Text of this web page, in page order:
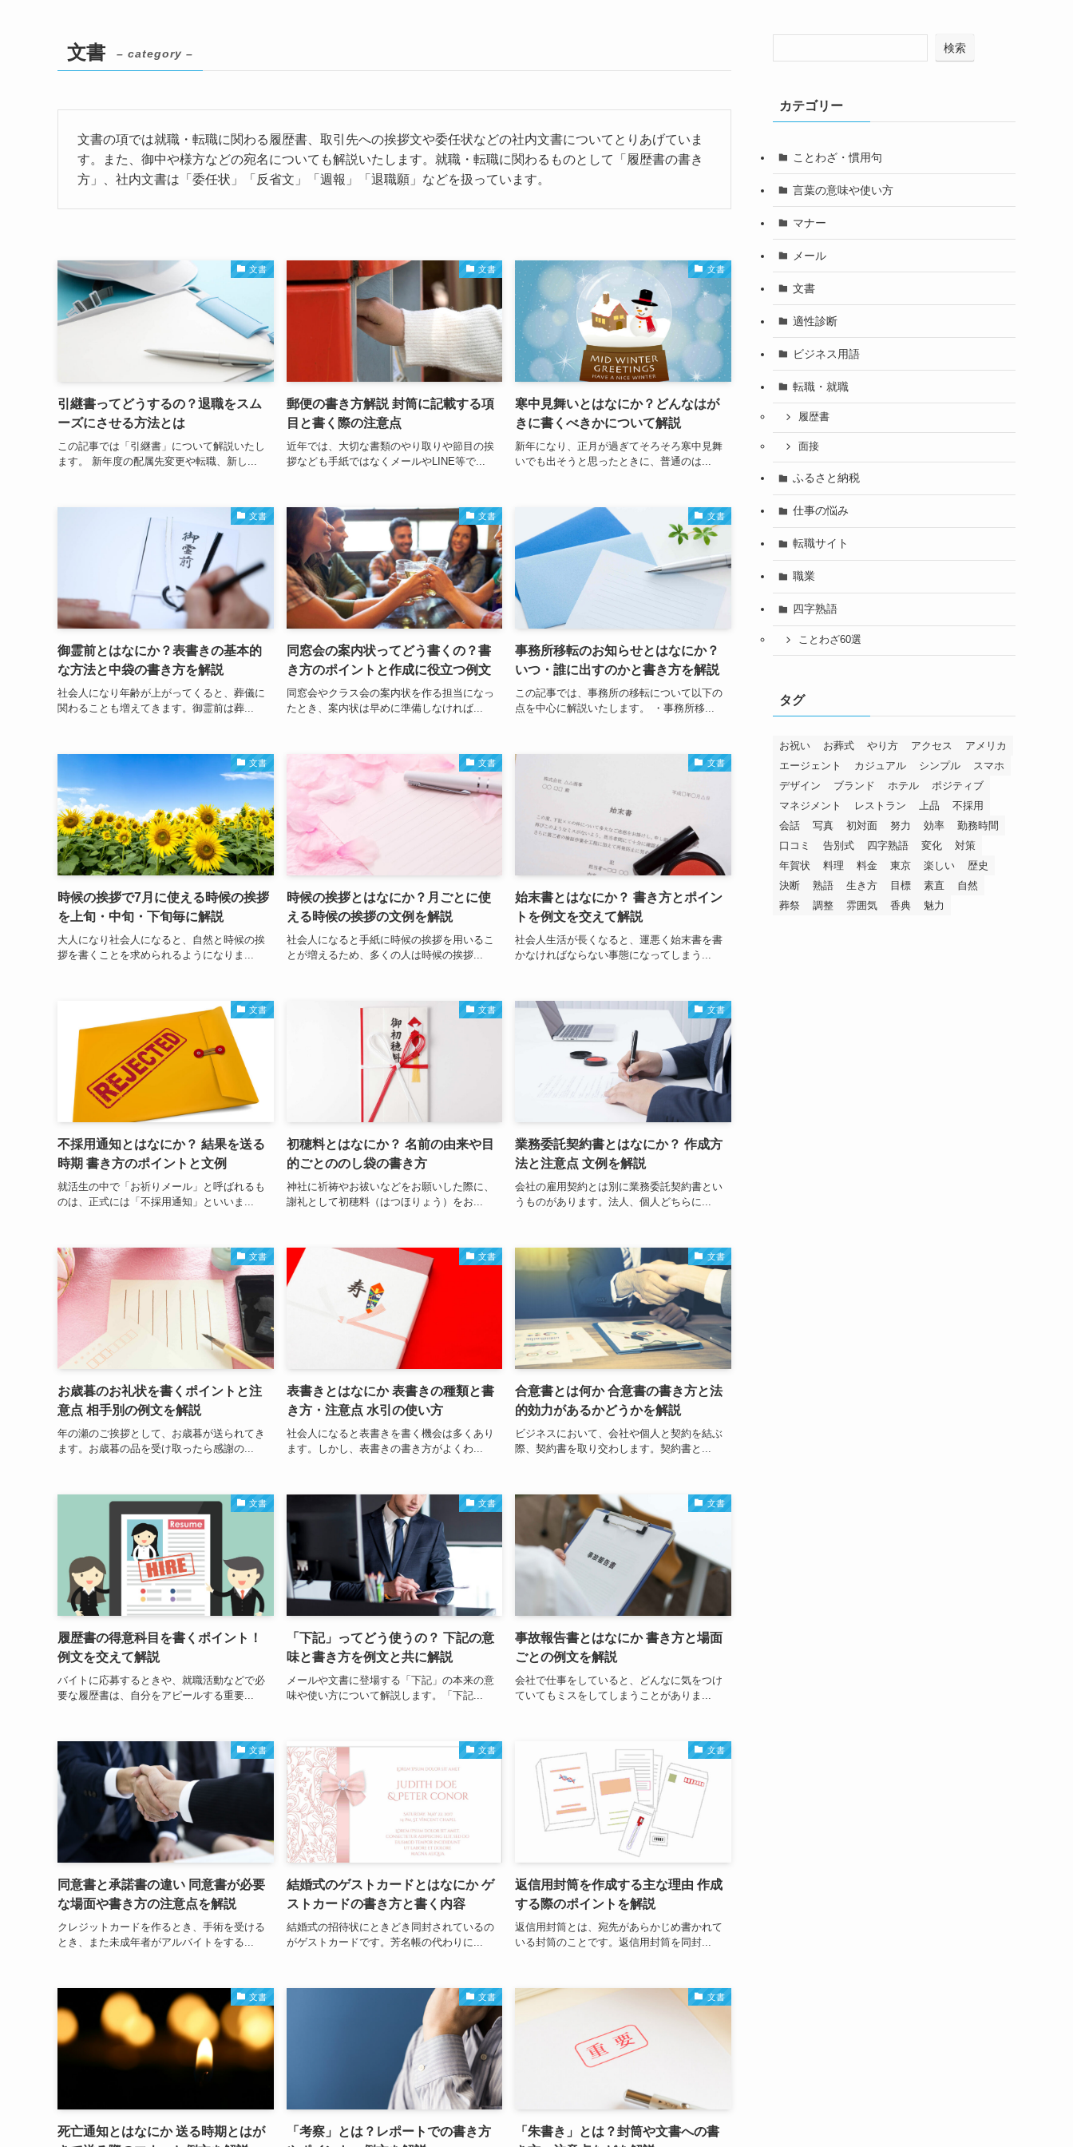
文書 – category –
文書の項では就職・転職に関わる履歴書、取引先への挨拶文や委任状などの社内文書についてとりあげていま
す。また、御中や様方などの宛名についても解説いたします。就職・転職に関わるものとして「履歴書の書き
方」、社内文書は「委任状」「反省文」「週報」「退職願」などを扱っています。
文書
引継書ってどうするの？退職をスム
ーズにさせる方法とは
この記事では「引継書」について解説いたし
ます。 新年度の配属先変更や転職、新し...
文書
郵便の書き方解説 封筒に記載する項
目と書く際の注意点
近年では、大切な書類のやり取りや節目の挨
拶なども手紙ではなくメールやLINE等で...
文書
寒中見舞いとはなにか？どんなはが
きに書くべきかについて解説
新年になり、正月が過ぎてそろそろ寒中見舞
いでも出そうと思ったときに、普通のは...
文書
御霊前とはなにか？表書きの基本的
な方法と中袋の書き方を解説
社会人になり年齢が上がってくると、葬儀に
関わることも増えてきます。御霊前は葬...
文書
同窓会の案内状ってどう書くの？書
き方のポイントと作成に役立つ例文
同窓会やクラス会の案内状を作る担当になっ
たとき、案内状は早めに準備しなければ...
文書
事務所移転のお知らせとはなにか？
いつ・誰に出すのかと書き方を解説
この記事では、事務所の移転について以下の
点を中心に解説いたします。 ・事務所移...
文書
時候の挨拶で7月に使える時候の挨拶
を上旬・中旬・下旬毎に解説
大人になり社会人になると、自然と時候の挨
拶を書くことを求められるようになりま...
文書
時候の挨拶とはなにか？月ごとに使
える時候の挨拶の文例を解説
社会人になると手紙に時候の挨拶を用いるこ
とが増えるため、多くの人は時候の挨拶...
文書
始末書とはなにか？ 書き方とポイン
トを例文を交えて解説
社会人生活が長くなると、運悪く始末書を書
かなければならない事態になってしまう...
文書
不採用通知とはなにか？ 結果を送る
時期 書き方のポイントと文例
就活生の中で「お祈りメール」と呼ばれるも
のは、正式には「不採用通知」といいま...
文書
初穂料とはなにか？ 名前の由来や目
的ごとののし袋の書き方
神社に祈祷やお祓いなどをお願いした際に、
謝礼として初穂料（はつほりょう）をお...
文書
業務委託契約書とはなにか？ 作成方
法と注意点 文例を解説
会社の雇用契約とは別に業務委託契約書とい
うものがあります。法人、個人どちらに...
文書
お歳暮のお礼状を書くポイントと注
意点 相手別の例文を解説
年の瀬のご挨拶として、お歳暮が送られてき
ます。お歳暮の品を受け取ったら感謝の...
文書
表書きとはなにか 表書きの種類と書
き方・注意点 水引の使い方
社会人になると表書きを書く機会は多くあり
ます。しかし、表書きの書き方がよくわ...
文書
合意書とは何か 合意書の書き方と法
的効力があるかどうかを解説
ビジネスにおいて、会社や個人と契約を結ぶ
際、契約書を取り交わします。契約書と...
文書
履歴書の得意科目を書くポイント！
例文を交えて解説
バイトに応募するときや、就職活動などで必
要な履歴書は、自分をアピールする重要...
文書
「下記」ってどう使うの？ 下記の意
味と書き方を例文と共に解説
メールや文書に登場する「下記」の本来の意
味や使い方について解説します。「下記...
文書
事故報告書とはなにか 書き方と場面
ごとの例文を解説
会社で仕事をしていると、どんなに気をつけ
ていてもミスをしてしまうことがありま...
文書
同意書と承諾書の違い 同意書が必要
な場面や書き方の注意点を解説
クレジットカードを作るとき、手術を受ける
とき、また未成年者がアルバイトをする...
文書
結婚式のゲストカードとはなにか ゲ
ストカードの書き方と書く内容
結婚式の招待状にときどき同封されているの
がゲストカードです。芳名帳の代わりに...
文書
返信用封筒を作成する主な理由 作成
する際のポイントを解説
返信用封筒とは、宛先があらかじめ書かれて
いる封筒のことです。返信用封筒を同封...
文書
死亡通知とはなにか 送る時期とはが
文書
「考察」とは？レポートでの書き方
文書
「朱書き」とは？封筒や文書への書
検索
カテゴリー
ことわざ・慣用句
言葉の意味や使い方
マナー
メール
文書
適性診断
ビジネス用語
転職・就職
履歴書
面接
ふるさと納税
仕事の悩み
転職サイト
職業
四字熟語
ことわざ60選
タグ
お祝い お葬式 やり方 アクセス
アメリカ
エージェント
カジュアル シンプル
スマホ
デザイン
ブランド ホテル
ポジティブ
マネジメント
レストラン 上品
不採用
会話
写真 初対面 努力 効率
勤務時間
口コミ
告別式 四字熟語 変化
対策
年賀状
料理 料金 東京 楽しい
歴史
決断
熟語 生き方 目標 素直
自然
葬祭
調整 雰囲気 香典 魅力